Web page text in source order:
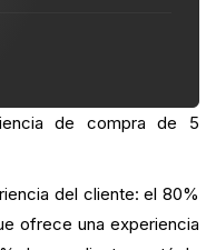
de compra de 5
del cliente: el 80%
ofrece una experiencia
5 estrellas